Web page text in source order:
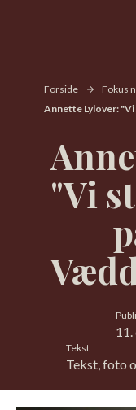
Forside
Fokus
Annette Lylover: "Vi
"Vi
Tekst
Tekst, foto